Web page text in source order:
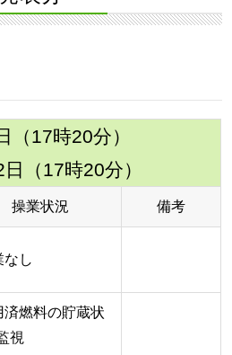
（17時20分）
（17時20分）
操業状況 備考
なし
済燃料の貯蔵状
視